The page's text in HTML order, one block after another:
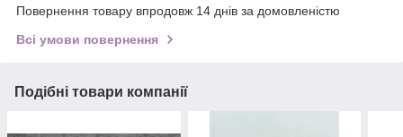
Повернення товару впродовж 14 днів за домовленістю
Всі умови повернення
Подібні товари компанії